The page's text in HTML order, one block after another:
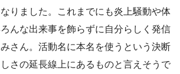
りました。これまでにも炎上騒動や体
んな出来事を飾らずに自分らしく発信
さん。活動名に本名を使うという決断
さの延長線上にあるものと言えそうで